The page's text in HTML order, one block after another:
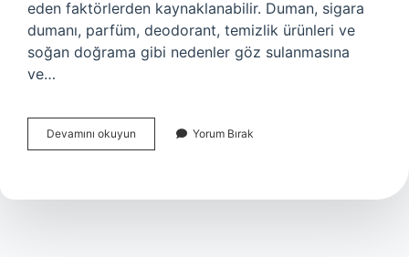
eden faktörlerden kaynaklanabilir. Duman, sigara
dumanı, parfüm, deodorant, temizlik ürünleri ve
soğan doğrama gibi nedenler göz sulanmasına
ve…
Devamını okuyun
Dururken
Akar
Yorum Bırak